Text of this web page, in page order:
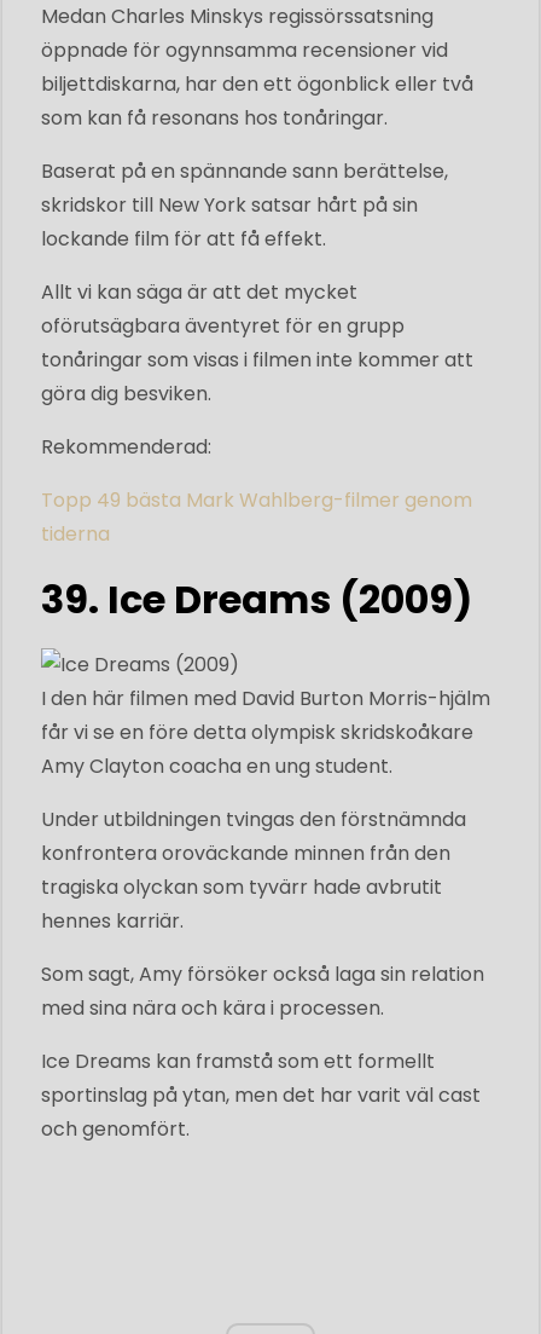
Medan Charles Minskys regissörssatsning
öppnade för ogynnsamma recensioner vid
biljettdiskarna, har den ett ögonblick eller två
som kan få resonans hos tonåringar.
Baserat på en spännande sann berättelse,
skridskor till New York satsar hårt på sin
lockande film för att få effekt.
Allt vi kan säga är att det mycket
oförutsägbara äventyret för en grupp
tonåringar som visas i filmen inte kommer att
göra dig besviken.
Rekommenderad:
Topp 49 bästa Mark Wahlberg-filmer genom
tiderna
39. Ice Dreams (2009)
I den här filmen med David Burton Morris-hjälm
får vi se en före detta olympisk skridskoåkare
Amy Clayton coacha en ung student.
Under utbildningen tvingas den förstnämnda
konfrontera oroväckande minnen från den
tragiska olyckan som tyvärr hade avbrutit
hennes karriär.
Som sagt, Amy försöker också laga sin relation
med sina nära och kära i processen.
Ice Dreams kan framstå som ett formellt
sportinslag på ytan, men det har varit väl cast
och genomfört.